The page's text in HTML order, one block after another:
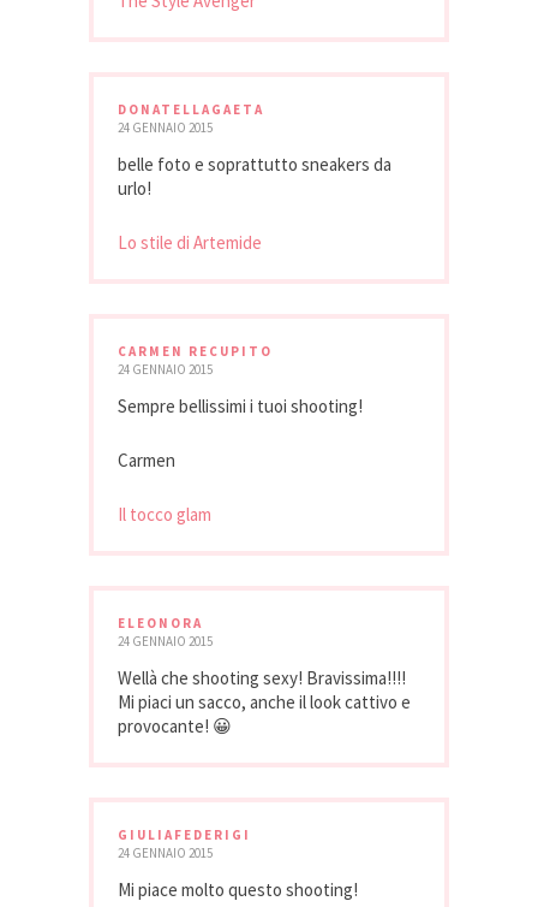
DONATELLAGAETA
24 GENNAIO 2015
belle foto e soprattutto sneakers da
urlo!
Lo stile di Artemide
CARMEN RECUPITO
24 GENNAIO 2015
Sempre bellissimi i tuoi shooting!
Carmen
Il tocco glam
ELEONORA
24 GENNAIO 2015
Wellà che shooting sexy! Bravissima!!!!
Mi piaci un sacco, anche il look cattivo e
provocante! 😀
GIULIAFEDERIGI
24 GENNAIO 2015
Mi piace molto questo shooting!